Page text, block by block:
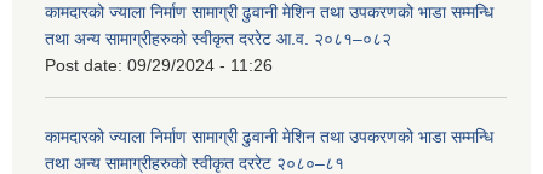
कामदारको ज्याला निर्माण सामाग्री ढुवानी मेशिन तथा उपकरणको भाडा सम्मन्धि
तथा अन्य सामाग्रीहरुको स्वीकृत दररेट आ.व. २०८१–०८२
Post date: 09/29/2024 - 11:26
कामदारको ज्याला निर्माण सामाग्री ढुवानी मेशिन तथा उपकरणको भाडा सम्मन्धि
तथा अन्य सामाग्रीहरुको स्वीकृत दररेट २०८०–८१